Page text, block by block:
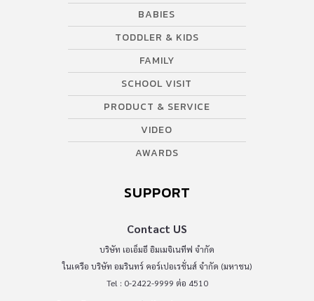
BABIES
TODDLER & KIDS
FAMILY
SCHOOL VISIT
PRODUCT & SERVICE
VIDEO
AWARDS
SUPPORT
Contact US
บริษัท เอเอ็มอี อิมเมจิเนทีฟ จำกัด
ในเครือ บริษัท อมรินทร์ คอร์เปอเรชั่นส์ จำกัด (มหาชน)
Tel : 0-2422-9999 ต่อ 4510